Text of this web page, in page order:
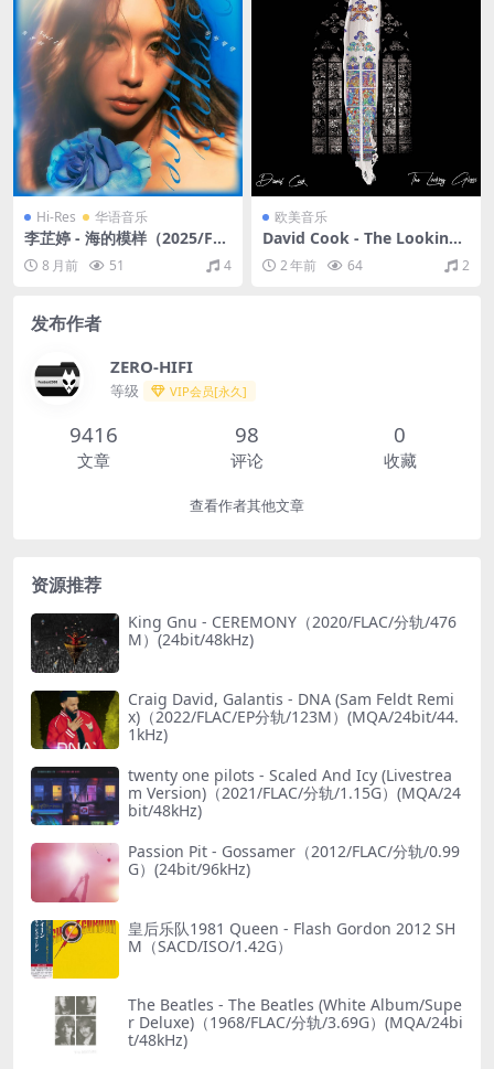
Hi-Res 华语音乐
李芷婷 - 海的模样（2025/FL
AC/分轨/442M）(24bit/48k
Hz)8 月前 51 4
欧美音乐
David Cook - The Looking
Glass（2021/FLAC/EP分轨/1
53M）
2 年前 64 2
发布作者
ZERO-HIFI
等级 VIP会员[永久]
9416
文章
98
评论
0
收藏
查看作者其他文章
资源推荐
King Gnu - CEREMONY（2020/FLAC/分轨/476
M）(24bit/48kHz)
Craig David, Galantis - DNA (Sam Feldt Remi
x)（2022/FLAC/EP分轨/123M）(MQA/24bit/44.
1kHz)
twenty one pilots - Scaled And Icy (Livestrea
m Version)（2021/FLAC/分轨/1.15G）(MQA/24
bit/48kHz)
Passion Pit - Gossamer（2012/FLAC/分轨/0.99
G）(24bit/96kHz)
皇后乐队1981 Queen - Flash Gordon 2012 SH
M（SACD/ISO/1.42G）
The Beatles - The Beatles (White Album/Supe
r Deluxe)（1968/FLAC/分轨/3.69G）(MQA/24bi
t/48kHz)